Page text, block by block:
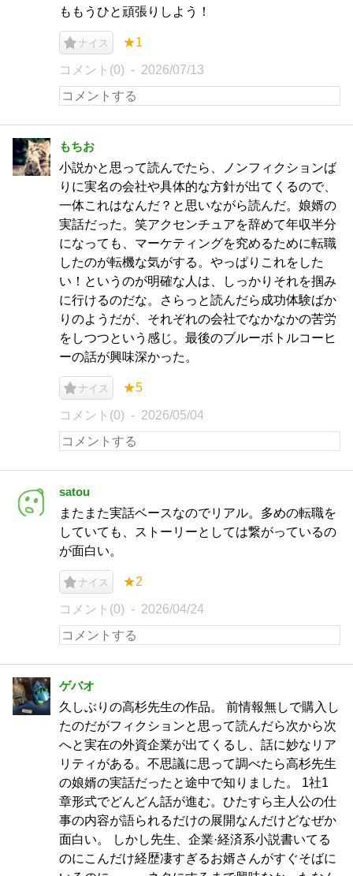
ももうひと頑張りしよう！
ナイス ★1
コメント(0) 2026/07/13
もちお
小説かと思って読んでたら、ノンフィクションば
りに実名の会社や具体的な方針が出てくるので、
一体これはなんだ？と思いながら読んだ。娘婿の
実話だった。笑アクセンチュアを辞めて年収半分
になっても、マーケティングを究めるために転職
したのが転機な気がする。やっぱりこれをした
い！というのが明確な人は、しっかりそれを掴み
に行けるのだな。さらっと読んだら成功体験ばか
りのようだが、それぞれの会社でなかなかの苦労
をしつつという感じ。最後のブルーボトルコーヒ
ーの話が興味深かった。
ナイス ★5
コメント(0) 2026/05/04
satou
またまた実話ベースなのでリアル。多めの転職を
していても、ストーリーとしては繋がっているの
が面白い。
ナイス ★2
コメント(0) 2026/04/24
ゲバオ
久しぶりの高杉先生の作品。 前情報無しで購入し
たのだがフィクションと思って読んだら次から次
へと実在の外資企業が出てくるし、話に妙なリア
リティがある。不思議に思って調べたら高杉先生
の娘婿の実話だったと途中で知りました。 1社1
章形式でどんどん話が進む。ひたすら主人公の仕
事の内容が語られるだけの展開なんだけどなぜか
面白い。 しかし先生、企業·経済系小説書いてる
のにこんだけ経歴凄すぎるお婿さんがすぐそばに